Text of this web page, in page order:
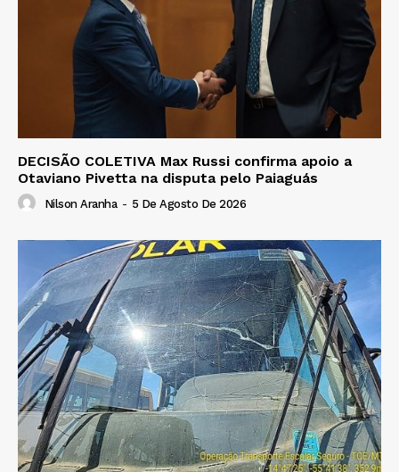
DECISÃO COLETIVA Max Russi confirma apoio a
Otaviano Pivetta na disputa pelo Paiaguás
Nilson Aranha - 5 De Agosto De 2026